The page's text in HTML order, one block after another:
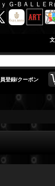
Ｇ-ＢＡＬＬＥ
登録/クーポン